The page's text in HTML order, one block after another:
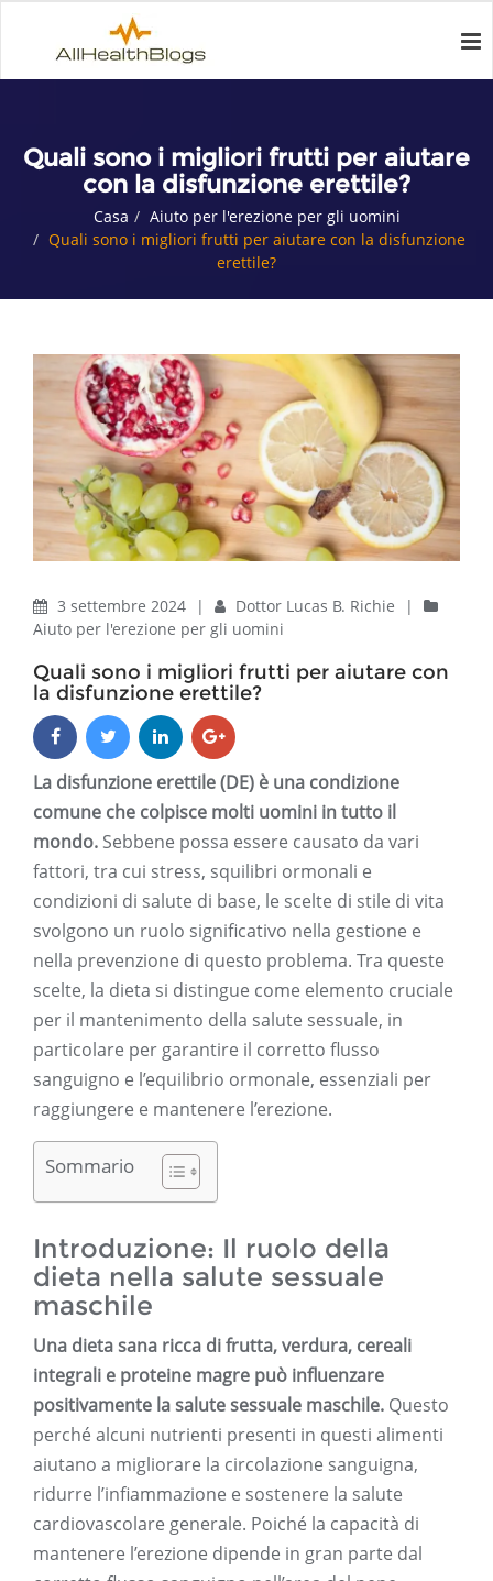
Quali sono i migliori frutti per aiutare
con la disfunzione erettile?
Casa
Aiuto per l'erezione per gli uomini
Quali sono i migliori frutti per aiutare con la disfunzione
erettile?
3 settembre 2024 | Dottor Lucas B. Richie
|
Aiuto per l'erezione per gli uomini
Quali sono i migliori frutti per aiutare con
la disfunzione erettile?
La disfunzione erettile (DE) è una condizione
comune che colpisce molti uomini in tutto il
mondo. Sebbene possa essere causato da vari
fattori, tra cui stress, squilibri ormonali e
condizioni di salute di base, le scelte di stile di vita
svolgono un ruolo significativo nella gestione e
nella prevenzione di questo problema. Tra queste
scelte, la dieta si distingue come elemento cruciale
per il mantenimento della salute sessuale, in
particolare per garantire il corretto flusso
sanguigno e l’equilibrio ormonale, essenziali per
raggiungere e mantenere l’erezione.
Sommario
Introduzione: Il ruolo della
dieta nella salute sessuale
maschile
Una dieta sana ricca di frutta, verdura, cereali
integrali e proteine ​​magre può influenzare
positivamente la salute sessuale maschile. Questo
perché alcuni nutrienti presenti in questi alimenti
aiutano a migliorare la circolazione sanguigna,
ridurre l’infiammazione e sostenere la salute
cardiovascolare generale. Poiché la capacità di
mantenere l’erezione dipende in gran parte dal